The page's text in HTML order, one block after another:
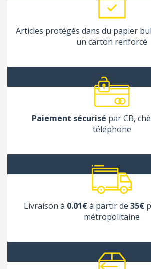
Articles protégés dans du papier
un carton renforcé
Paiement sécurisé par CB,
téléphone
Livraison à 0.01€à partir de 35€
métropolitaine